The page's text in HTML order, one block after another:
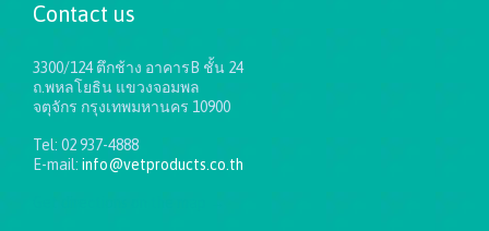
Contact us
3300/124 ตึกช้าง อาคารB ชั้น 24
ถ.พหลโยธิน แขวงจอมพล
จตุจักร กรุงเทพมหานคร 10900
Tel: 02 937-4888
E-mail: info@vetproducts.co.th